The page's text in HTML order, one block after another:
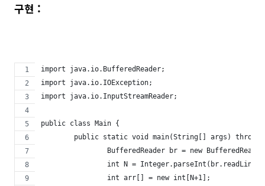
구현 :
import java.io.BufferedReader;
import java.io.IOException;
import java.io.InputStreamReader;
public class Main {
public static void main(String[] args) throws
BufferedReader br = new
int N =
		int arr[] = new int[N+1];